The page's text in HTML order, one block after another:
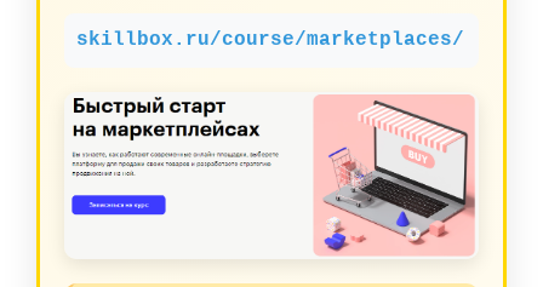
skillbox.ru/course/marketplaces/